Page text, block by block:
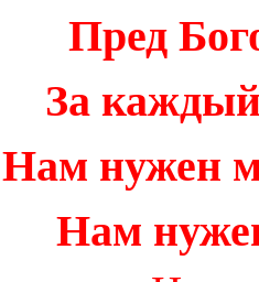
Пред
За
Нам нужен
Нам